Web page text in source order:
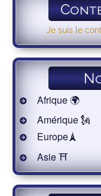
Je suis le
Afrique 🌍
Amérique 🗽
Europe🗼
Asie ⛩